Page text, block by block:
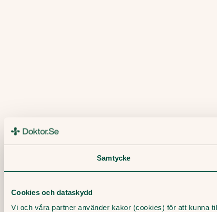
Samtycke
Cookies och dataskydd
Vi och våra partner använder kakor (cookies) för att kunna